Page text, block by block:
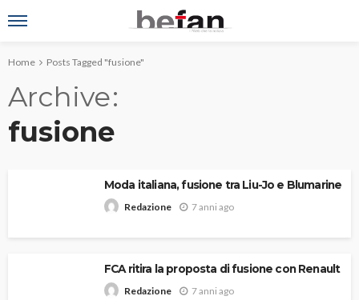
Home Posts Tagged "fusione"
Archive
fusione
Moda italiana, fusione tra Liu-Jo e Blumarine
Redazione 7 anni ago
FCA ritira la proposta di fusione con Renault
Redazione 7 anni ago